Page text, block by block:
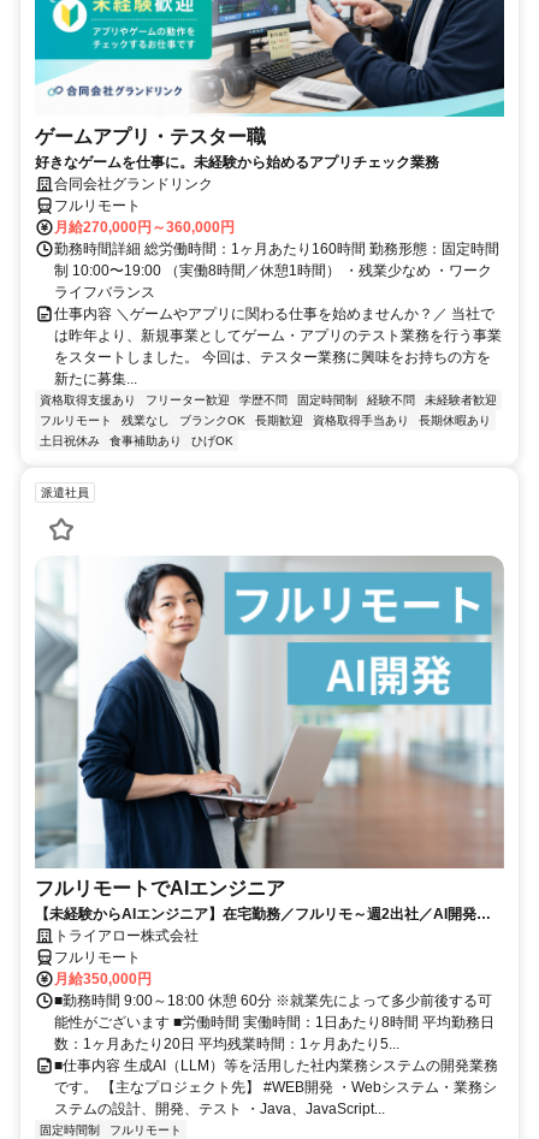
ゲームアプリ・テスター職
好きなゲームを仕事に。未経験から始めるアプリチェック業務
合同会社グランドリンク
フルリモート
月給270,000円～360,000円
勤務時間詳細 総労働時間：1ヶ月あたり160時間 勤務形態：固定時間
制 10:00〜19:00 （実働8時間／休憩1時間） ・残業少なめ ・ワーク
ライフバランス
仕事内容 ＼ゲームやアプリに関わる仕事を始めませんか？／ 当社で
は昨年より、新規事業としてゲーム・アプリのテスト業務を行う事業
をスタートしました。 今回は、テスター業務に興味をお持ちの方を
新たに募集...
資格取得支援あり フリーター歓迎 学歴不問 固定時間制 経験不問
未経験者歓迎
フルリモート
残業なし ブランクOK 長期歓迎 資格取得手当あり
長期休暇あり
土日祝休み
食事補助あり ひげOK
派遣社員
フルリモートでAIエンジニア
【未経験からAIエンジニア】在宅勤務／フルリモ～週2出社／AI開発を
仕事にする
トライアロー株式会社
フルリモート
月給350,000円
■勤務時間 9:00～18:00 休憩 60分 ※就業先によって多少前後する可
能性がございます ■労働時間 実働時間：1日あたり8時間 平均勤務日
数：1ヶ月あたり20日 平均残業時間：1ヶ月あたり5...
■仕事内容 生成AI（LLM）等を活用した社内業務システムの開発業務
です。 【主なプロジェクト先】 #WEB開発 ・Webシステム・業務シ
ステムの設計、開発、テスト ・Java、JavaScript...
固定時間制 フルリモート